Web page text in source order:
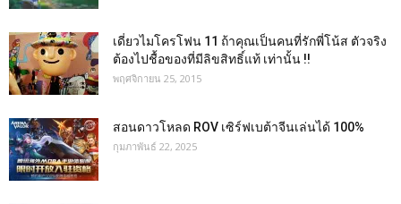
เดี่ยวไมโครโฟน 11 ถ้าคุณเป็นคนที่รักพี่โน้ส ตัวจริง
ต้องไปชื้อของที่มีลิขสิทธิ์แท้ เท่านั้น !!
พฤศจิกายน 25, 2015
สอนดาวโหลด ROV เซิร์ฟเบต้าจีนเล่นได้ 100%
กุมภาพันธ์ 22, 2025